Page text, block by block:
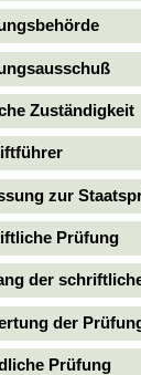
Zuständigkeit
zur
Prüfung
der
der
Prüfung